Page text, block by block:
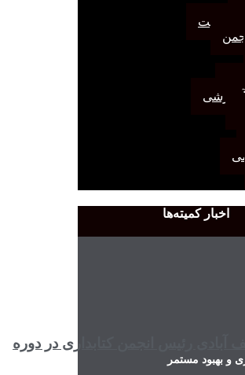
عضویت
آموزشی
اخبار کمیته‌ها
و بهبود مستمر
آبادی رئیس انجمن کتابداری در دوره